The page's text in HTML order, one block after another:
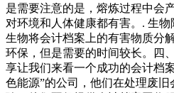
是需要注意的是，熔炼过程中会
对环境和人体健康都有害。. 生
生物将会计档案上的有害物质分
环保，但是需要的时间较长。四
享让我们来看一个成功的会计档
色能源”的公司，他们在处理废